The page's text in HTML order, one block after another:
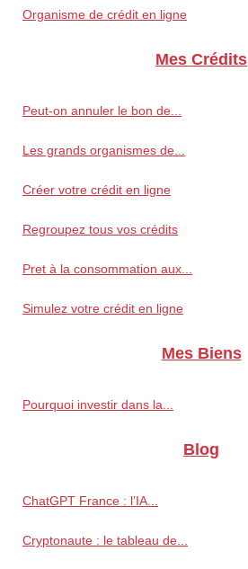
Organisme de crédit en ligne
Mes Crédits
Peut-on annuler le bon de...
Les grands organismes de...
Créer votre crédit en ligne
Regroupez tous vos crédits
Pret à la consommation aux...
Simulez votre crédit en ligne
Mes Biens
Pourquoi investir dans la...
Blog
ChatGPT France : l’IA...
Cryptonaute : le tableau de...